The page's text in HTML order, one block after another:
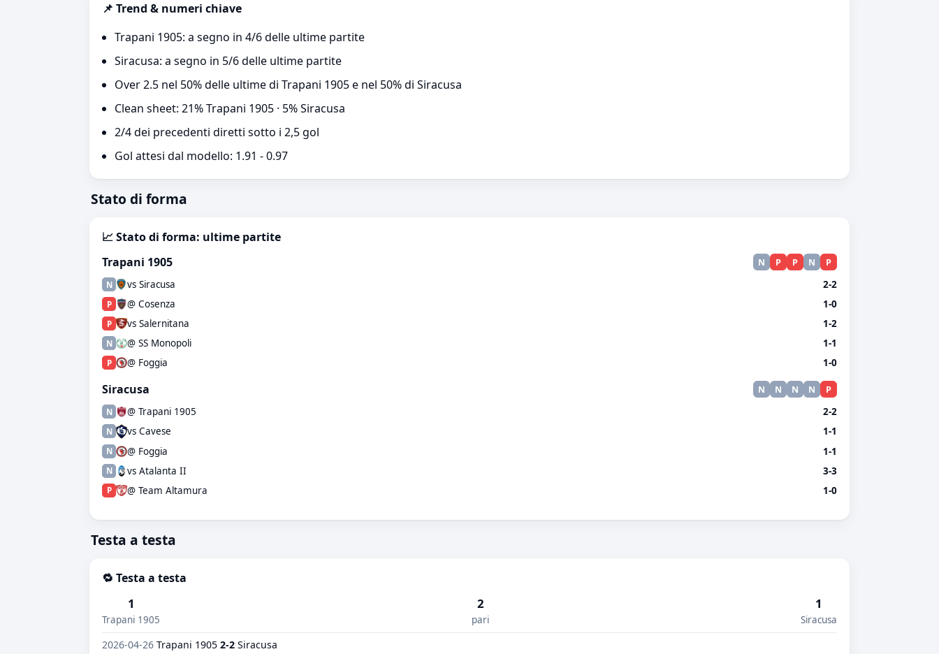
📌 Trend & numeri chiave
Trapani 1905: a segno in 4/6 delle ultime partite
Siracusa: a segno in 5/6 delle ultime partite
Over 2.5 nel 50% delle ultime di Trapani 1905 e nel 50% di Siracusa
Clean sheet: 21% Trapani 1905 · 5% Siracusa
2/4 dei precedenti diretti sotto i 2,5 gol
Gol attesi dal modello: 1.91 - 0.97
Stato di forma
📈 Stato di forma: ultime partite
Trapani 1905
N P P N P
N vs Siracusa 2-2
P @ Cosenza 1-0
P vs Salernitana 1-2
N @ SS Monopoli 1-1
P @ Foggia 1-0
Siracusa N N N N P
N @ Trapani 1905 2-2
N vs Cavese 1-1
N @ Foggia 1-1
N vs Atalanta II 3-3
P @ Team Altamura 1-0
Testa a testa
🔁 Testa a testa
1
Trapani 1905
2
pari
1
Siracusa
2026-04-26 Trapani 1905 2-2 Siracusa